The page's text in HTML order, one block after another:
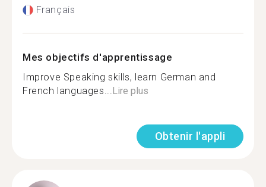
Français
Mes objectifs d'apprentissage
Improve Speaking skills, learn German and
French languages...Lire plus
Obtenir l'appli